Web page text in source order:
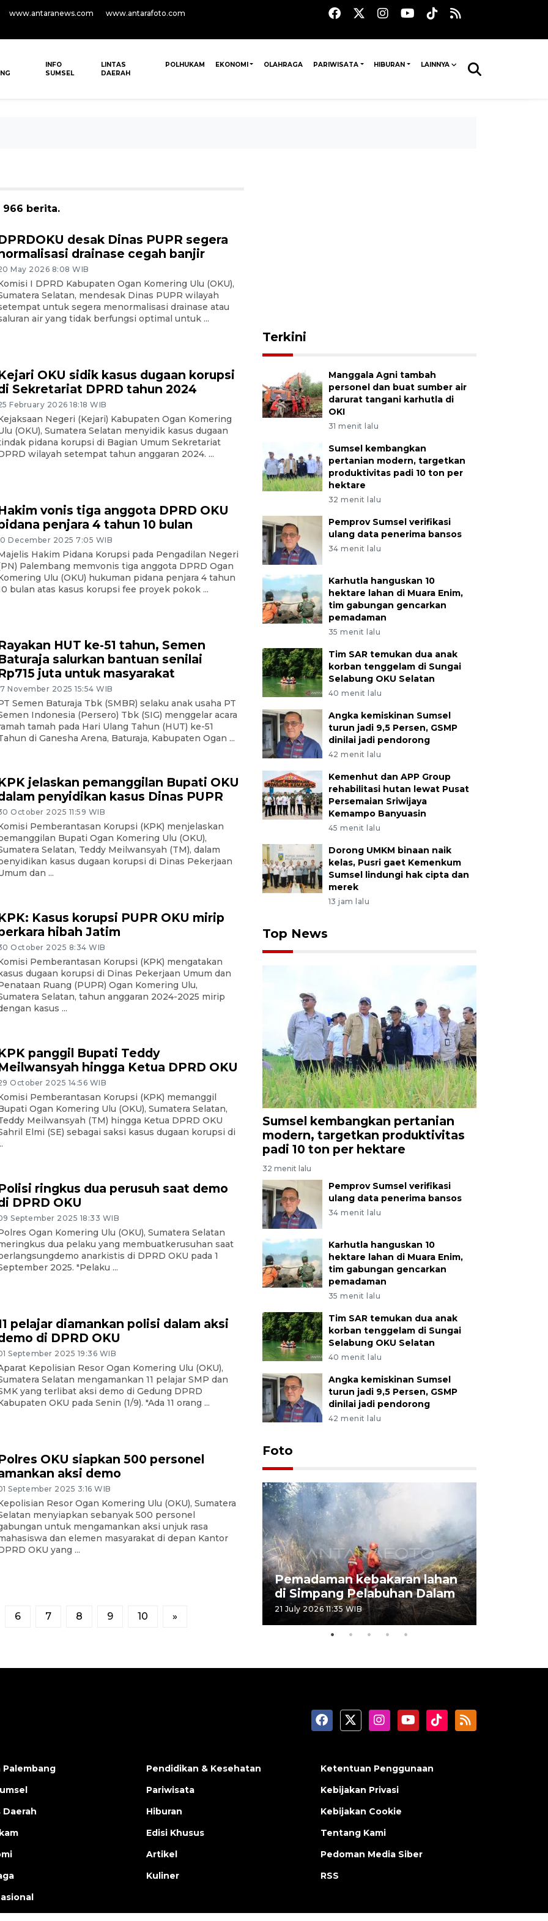
www.antaranews.com www.antarafoto.com
INFO
SUMSEL
LINTAS
DAERAH
POLHUKAM EKONOMI OLAHRAGA PARIWISATA HIBURAN LAINNYA
berita.
desak Dinas PUPR segera
drainase cegah banjir
May 2026 8:08 WIB
I DPRD Kabupaten Ogan Komering Ulu (OKU),
Selatan, mendesak Dinas PUPR wilayah
untuk segera menormalisasi drainase atau
air yang tidak berfungsi optimal untuk ...
OKU sidik kasus dugaan korupsi
Sekretariat DPRD tahun 2024
February 2026 18:18 WIB
Negeri (Kejari) Kabupaten Ogan Komering
(OKU), Sumatera Selatan menyidik kasus dugaan
pidana korupsi di Bagian Umum Sekretariat
wilayah setempat tahun anggaran 2024. ...
vonis tiga anggota DPRD OKU
penjara 4 tahun 10 bulan
December 2025 7:05 WIB
Hakim Pidana Korupsi pada Pengadilan Negeri
Palembang memvonis tiga anggota DPRD Ogan
Ulu (OKU) hukuman pidana penjara 4 tahun
bulan atas kasus korupsi fee proyek pokok ...
HUT ke-51 tahun, Semen
salurkan bantuan senilai
juta untuk masyarakat
November 2025 15:54 WIB
Semen Baturaja Tbk (SMBR) selaku anak usaha PT
Indonesia (Persero) Tbk (SIG) menggelar acara
tamah pada Hari Ulang Tahun (HUT) ke-51
di Ganesha Arena, Baturaja, Kabupaten Ogan ...
jelaskan pemanggilan Bupati OKU
penyidikan kasus Dinas PUPR
October 2025 11:59 WIB
Pemberantasan Korupsi (KPK) menjelaskan
Bupati Ogan Komering Ulu (OKU),
Selatan, Teddy Meilwansyah (TM), dalam
kasus dugaan korupsi di Dinas Pekerjaan
dan ...
Kasus korupsi PUPR OKU mirip
hibah Jatim
October 2025 8:34 WIB
Pemberantasan Korupsi (KPK) mengatakan
dugaan korupsi di Dinas Pekerjaan Umum dan
Ruang (PUPR) Ogan Komering Ulu,
Selatan, tahun anggaran 2024-2025 mirip
kasus ...
panggil Bupati Teddy
hingga Ketua DPRD OKU
October 2025 14:56 WIB
Pemberantasan Korupsi (KPK) memanggil
Ogan Komering Ulu (OKU), Sumatera Selatan,
Meilwansyah (TM) hingga Ketua DPRD OKU
Elmi (SE) sebagai saksi kasus dugaan korupsi di
ringkus dua perusuh saat demo
DPRD OKU
September 2025 18:33 WIB
Ogan Komering Ulu (OKU), Sumatera Selatan
dua pelaku yang membuatkerusuhan saat
anarkistis di DPRD OKU pada 1
2025. "Pelaku ...
pelajar diamankan polisi dalam aksi
di DPRD OKU
September 2025 19:36 WIB
Kepolisian Resor Ogan Komering Ulu (OKU),
Selatan mengamankan 11 pelajar SMP dan
yang terlibat aksi demo di Gedung DPRD
OKU pada Senin (1/9). "Ada 11 orang ...
OKU siapkan 500 personel
aksi demo
September 2025 3:16 WIB
Resor Ogan Komering Ulu (OKU), Sumatera
menyiapkan sebanyak 500 personel
untuk mengamankan aksi unjuk rasa
dan elemen masyarakat di depan Kantor
OKU yang ...
6 7 8 9 10 »
Terkini
Manggala Agni tambah
personel dan buat sumber air
darurat tangani karhutla di
OKI
31 menit lalu
Sumsel kembangkan
pertanian modern, targetkan
produktivitas padi 10 ton per
hektare
32 menit lalu
Pemprov Sumsel verifikasi
ulang data penerima bansos
34 menit lalu
Karhutla hanguskan 10
hektare lahan di Muara Enim,
tim gabungan gencarkan
pemadaman
35 menit lalu
Tim SAR temukan dua anak
korban tenggelam di Sungai
Selabung OKU Selatan
40 menit lalu
Angka kemiskinan Sumsel
turun jadi 9,5 Persen, GSMP
dinilai jadi pendorong
42 menit lalu
Kemenhut dan APP Group
rehabilitasi hutan lewat Pusat
Persemaian Sriwijaya
Kemampo Banyuasin
45 menit lalu
Dorong UMKM binaan naik
kelas, Pusri gaet Kemenkum
Sumsel lindungi hak cipta dan
merek
13 jam lalu
Top News
Sumsel kembangkan pertanian
modern, targetkan produktivitas
padi 10 ton per hektare
32 menit lalu
Pemprov Sumsel verifikasi
ulang data penerima bansos
34 menit lalu
Karhutla hanguskan 10
hektare lahan di Muara Enim,
tim gabungan gencarkan
pemadaman
35 menit lalu
Tim SAR temukan dua anak
korban tenggelam di Sungai
Selabung OKU Selatan
40 menit lalu
Angka kemiskinan Sumsel
turun jadi 9,5 Persen, GSMP
dinilai jadi pendorong
42 menit lalu
Foto
Pemadaman kebakaran lahan
di Simpang Pelabuhan Dalam
21 July 2026 11:35 WIB
Pendidikan & Kesehatan
Pariwisata
Hiburan
Edisi Khusus
Artikel
Kuliner
Ketentuan Penggunaan
Kebijakan Privasi
Kebijakan Cookie
Tentang Kami
Pedoman Media Siber
RSS